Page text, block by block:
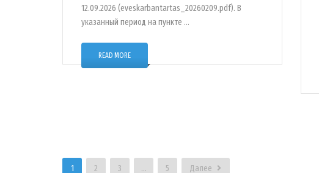
12.09.2026 (eveskarbantartas_20260209.pdf). В
указанный период на пункте …
READ MORE
1 2 3 … 5 Далее